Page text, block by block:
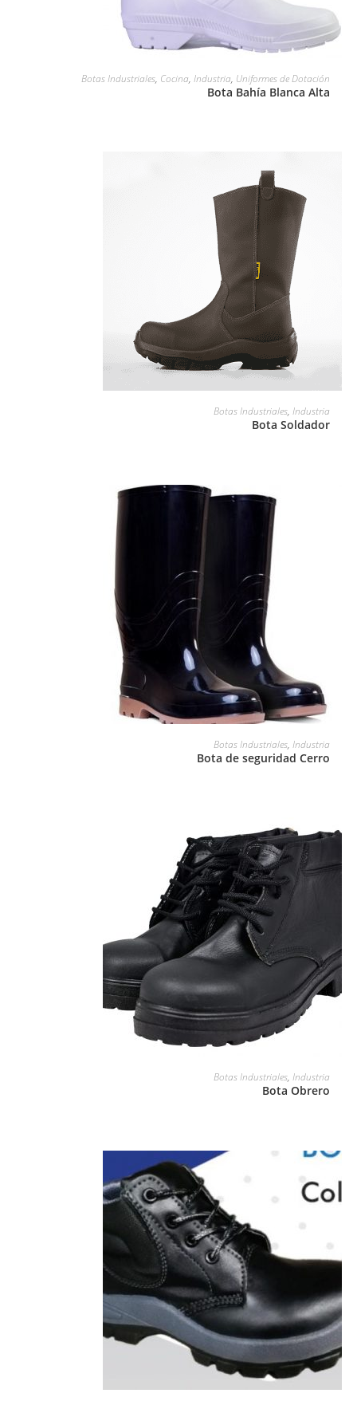
LEER MÁS
Botas Industriales, Cocina,Industria, Uniformes de Dotación
Bota Bahía Blanca Alta
Botas Industriales,Industria
Bota Soldador
Botas Industriales,Industria
Bota de seguridad Cerro
Botas Industriales,Industria
Bota Obrero